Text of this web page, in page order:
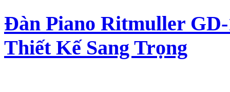
Đàn Piano Ritmuller
Thiết Kế Sang Trọng